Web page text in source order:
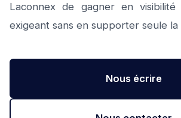
Laconnex de gagner en
exigeant sans en supporter seule la
Nous écrire